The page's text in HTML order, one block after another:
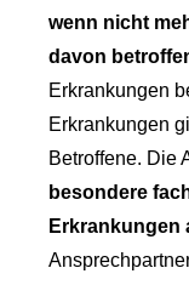
wenn nicht
davon
Erkrankungen
Erkrankungen
Betroffene. Die
besondere
Erkrankungen